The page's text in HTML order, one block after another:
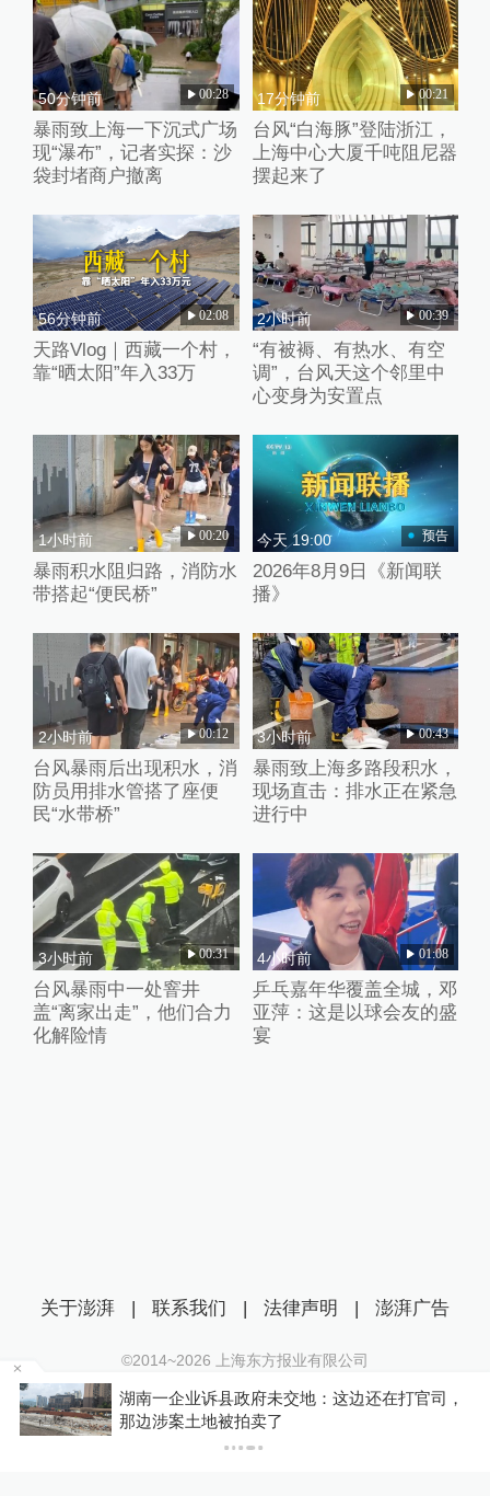
50分钟前 00:28
暴雨致上海一下沉式广场
现“瀑布”，记者实探：沙
袋封堵商户撤离
17分钟前 00:21
台风“白海豚”登陆浙江，
上海中心大厦千吨阻尼器
摆起来了
56分钟前 02:08
天路Vlog｜西藏一个村，
靠“晒太阳”年入33万
2小时前 00:39
“有被褥、有热水、有空
调”，台风天这个邻里中
心变身为安置点
1小时前 00:20
暴雨积水阻归路，消防水
带搭起“便民桥”
今天 19:00 预告
2026年8月9日《新闻联
播》
2小时前 00:12
台风暴雨后出现积水，消
防员用排水管搭了座便
民“水带桥”
3小时前 00:43
暴雨致上海多路段积水，
现场直击：排水正在紧急
进行中
3小时前 00:31
台风暴雨中一处窨井
盖“离家出走”，他们合力
化解险情
4小时前 01:08
乒乓嘉年华覆盖全城，邓
亚萍：这是以球会友的盛
宴
司，
数学家张寿武：AI的问题不是用不用的问题，而
是怎么用、如何监管
关于澎湃 | 联系我们 | 法律声明 | 澎湃广告
©2014~2026 上海东方报业有限公司
沪ICP证：沪B2-20170116 | 沪ICP备14003370号
互联网新闻信息服务许可证：31120170006
沪公网安备 31010602000299号